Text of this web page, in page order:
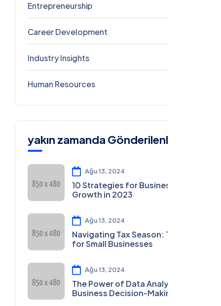
Entrepreneurship
Career Development
Industry Insights
Human Resources
yakın zamanda Gönderilenler
Ağu 13, 2024
10 Strategies for Business
Growth in 2023
Ağu 13, 2024
Navigating Tax Season: Tips
for Small Businesses
Ağu 13, 2024
The Power of Data Analytics in
Business Decision-Making